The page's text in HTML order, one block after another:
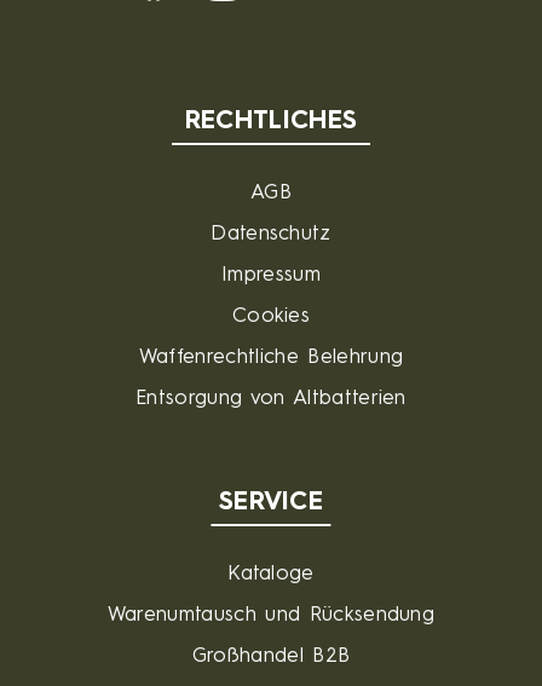
RECHTLICHES
AGB
Datenschutz
Impressum
Cookies
Waffenrechtliche Belehrung
Entsorgung von Altbatterien
SERVICE
Kataloge
Warenumtausch und Rücksendung
Großhandel B2B